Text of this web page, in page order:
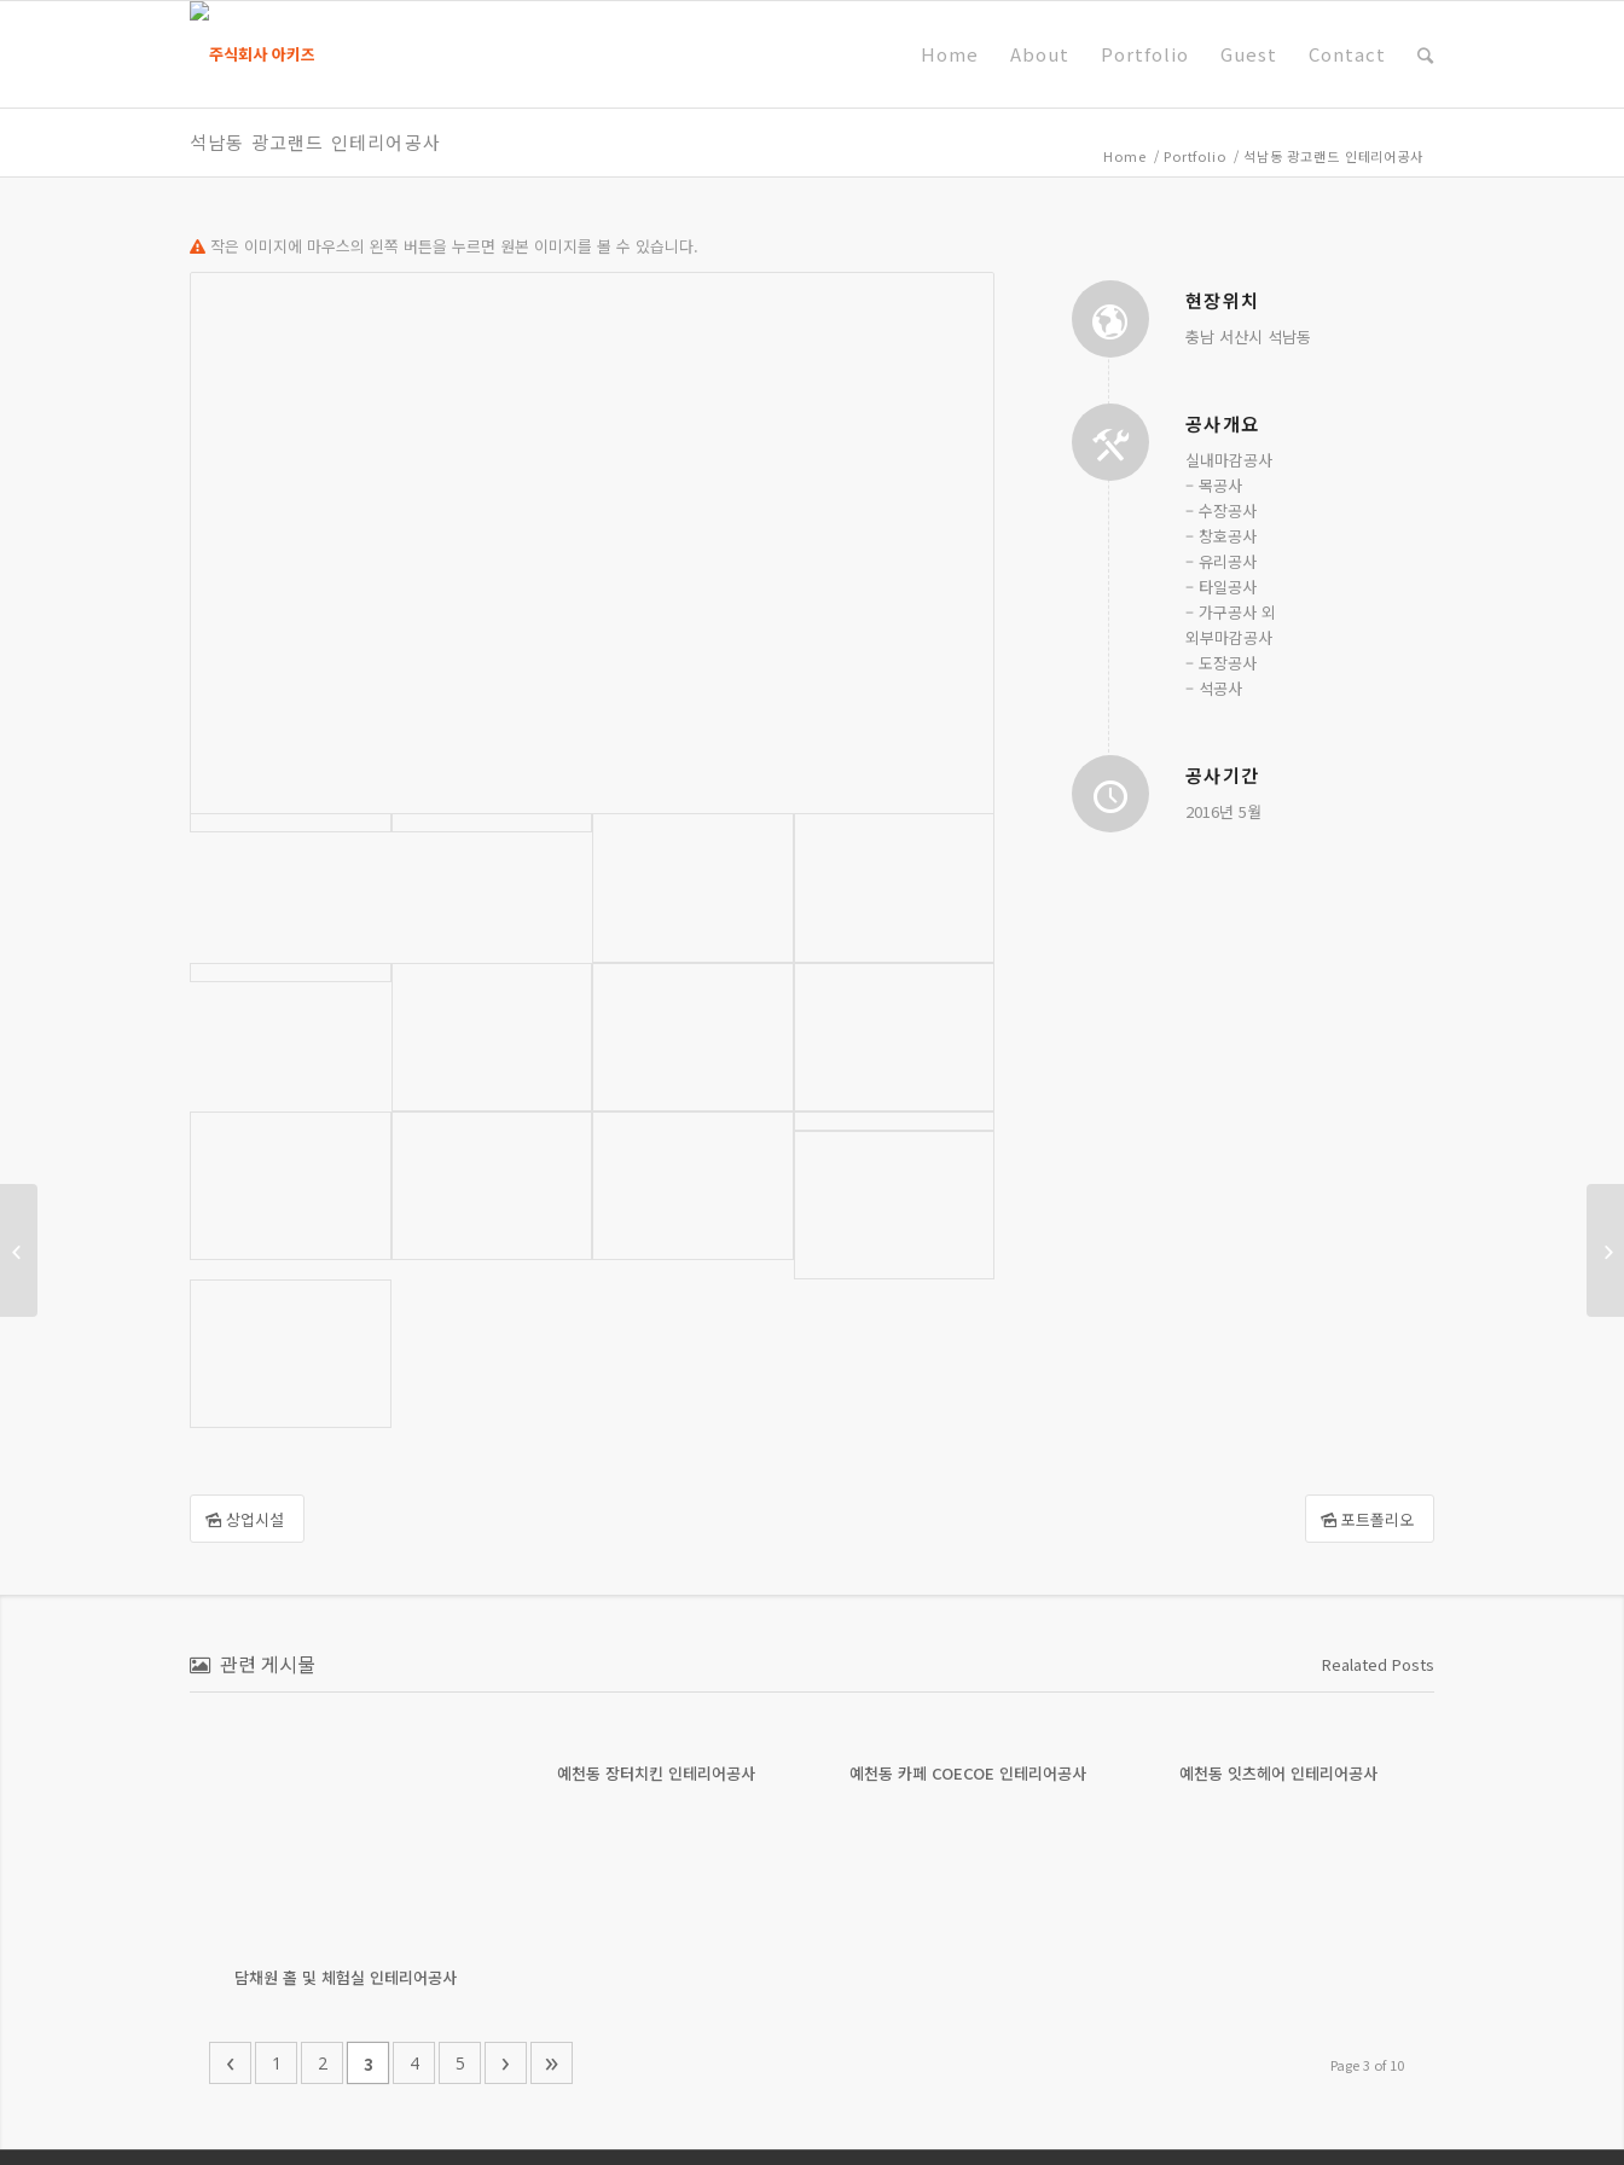
Home About Portfolio Guest Contact
석남동 광고랜드 인테리어공사
Home / Portfolio / 석남동 광고랜드 인테리어공사
작은 이미지에 마우스의 왼쪽 버튼을 누르면 원본 이미지를 볼 수 있습니다.
현장위치
충남 서산시 석남동
공사개요
실내마감공사
– 목공사
– 수장공사
– 창호공사
– 유리공사
– 타일공사
– 가구공사 외
외부마감공사
– 도장공사
– 석공사
공사기간
2016년 5월
상업시설 포트폴리오
관련 게시물 Realated Posts
담채원 홀 및 체험실 인테리어공사
예천동 장터치킨 인테리어공사 예천동 카페 COECOE 인테리어공사 예천동 잇츠헤어 인테리어공사
Page 3 of 10
‹ 1 2 3 4 5 › »